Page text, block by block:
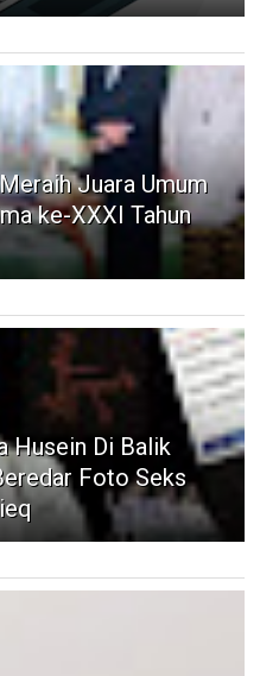
Juara Umum
ke-XXXI Tahun
Husein Di Balik
Foto Seks